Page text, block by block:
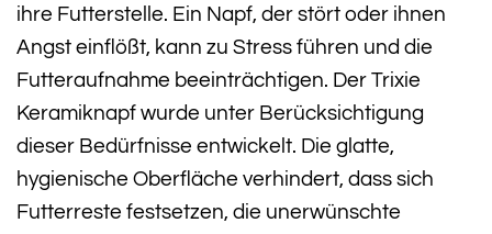
ihre Futterstelle. Ein Napf, der stört oder ihnen
Angst einflößt, kann zu Stress führen und die
Futteraufnahme beeinträchtigen. Der Trixie
Keramiknapf wurde unter Berücksichtigung
dieser Bedürfnisse entwickelt. Die glatte,
hygienische Oberfläche verhindert, dass sich
Futterreste festsetzen, die unerwünschte